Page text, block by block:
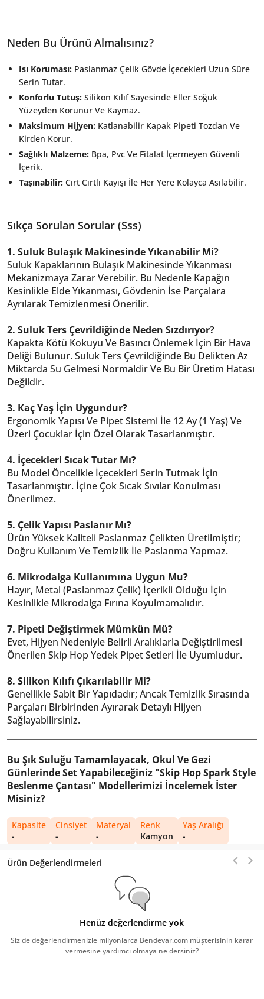
Neden Bu Ürünü Almalısınız?
Isı Koruması: Paslanmaz Çelik Gövde İçecekleri Uzun Süre
Serin Tutar.
Konforlu Tutuş: Silikon Kılıf Sayesinde Eller Soğuk
Yüzeyden Korunur Ve Kaymaz.
Maksimum Hijyen: Katlanabilir Kapak Pipeti Tozdan Ve
Kirden Korur.
Sağlıklı Malzeme: Bpa, Pvc Ve Fitalat İçermeyen Güvenli
İçerik.
Taşınabilir: Cırt Cırtlı Kayışı İle Her Yere Kolayca Asılabilir.
Sıkça Sorulan Sorular (Sss)
1. Suluk Bulaşık Makinesinde Yıkanabilir Mi?
Suluk Kapaklarının Bulaşık Makinesinde Yıkanması
Mekanizmaya Zarar Verebilir. Bu Nedenle Kapağın
Kesinlikle Elde Yıkanması, Gövdenin İse Parçalara
Ayrılarak Temizlenmesi Önerilir.
2. Suluk Ters Çevrildiğinde Neden Sızdırıyor?
Kapakta Kötü Kokuyu Ve Basıncı Önlemek İçin Bir Hava
Deliği Bulunur. Suluk Ters Çevrildiğinde Bu Delikten Az
Miktarda Su Gelmesi Normaldir Ve Bu Bir Üretim Hatası
Değildir.
3. Kaç Yaş İçin Uygundur?
Ergonomik Yapısı Ve Pipet Sistemi İle 12 Ay (1 Yaş) Ve
Üzeri Çocuklar İçin Özel Olarak Tasarlanmıştır.
4. İçecekleri Sıcak Tutar Mı?
Bu Model Öncelikle İçecekleri Serin Tutmak İçin
Tasarlanmıştır. İçine Çok Sıcak Sıvılar Konulması
Önerilmez.
5. Çelik Yapısı Paslanır Mı?
Ürün Yüksek Kaliteli Paslanmaz Çelikten Üretilmiştir;
Doğru Kullanım Ve Temizlik İle Paslanma Yapmaz.
6. Mikrodalga Kullanımına Uygun Mu?
Hayır, Metal (Paslanmaz Çelik) İçerikli Olduğu İçin
Kesinlikle Mikrodalga Fırına Koyulmamalıdır.
7. Pipeti Değiştirmek Mümkün Mü?
Evet, Hijyen Nedeniyle Belirli Aralıklarla Değiştirilmesi
Önerilen Skip Hop Yedek Pipet Setleri İle Uyumludur.
8. Silikon Kılıfı Çıkarılabilir Mi?
Genellikle Sabit Bir Yapıdadır; Ancak Temizlik Sırasında
Parçaları Birbirinden Ayırarak Detaylı Hijyen
Sağlayabilirsiniz.
Bu Şık Suluğu Tamamlayacak, Okul Ve Gezi
Günlerinde Set Yapabileceğiniz "Skip Hop Spark Style
Beslenme Çantası" Modellerimizi İncelemek İster
Misiniz?
Kapasite
-
Cinsiyet
-
Materyal
-
Renk
Kamyon
Yaş Aralığı
-
Ürün Değerlendirmeleri
Henüz değerlendirme yok
Siz de değerlendirmenizle milyonlarca Bendevar.com müşterisinin karar
vermesine yardımcı olmaya ne dersiniz?